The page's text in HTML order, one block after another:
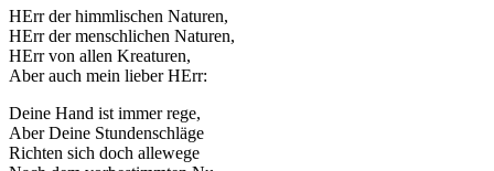
HErr der himmlischen Naturen,
HErr der menschlichen Naturen,
HErr von allen Kreaturen,
Aber auch mein lieber HErr:
Deine Hand ist immer rege,
Aber Deine Stundenschläge
Richten sich doch allewege